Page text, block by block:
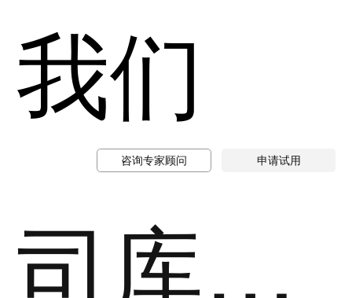
我们
咨询专家顾问 申请试用
司库立方